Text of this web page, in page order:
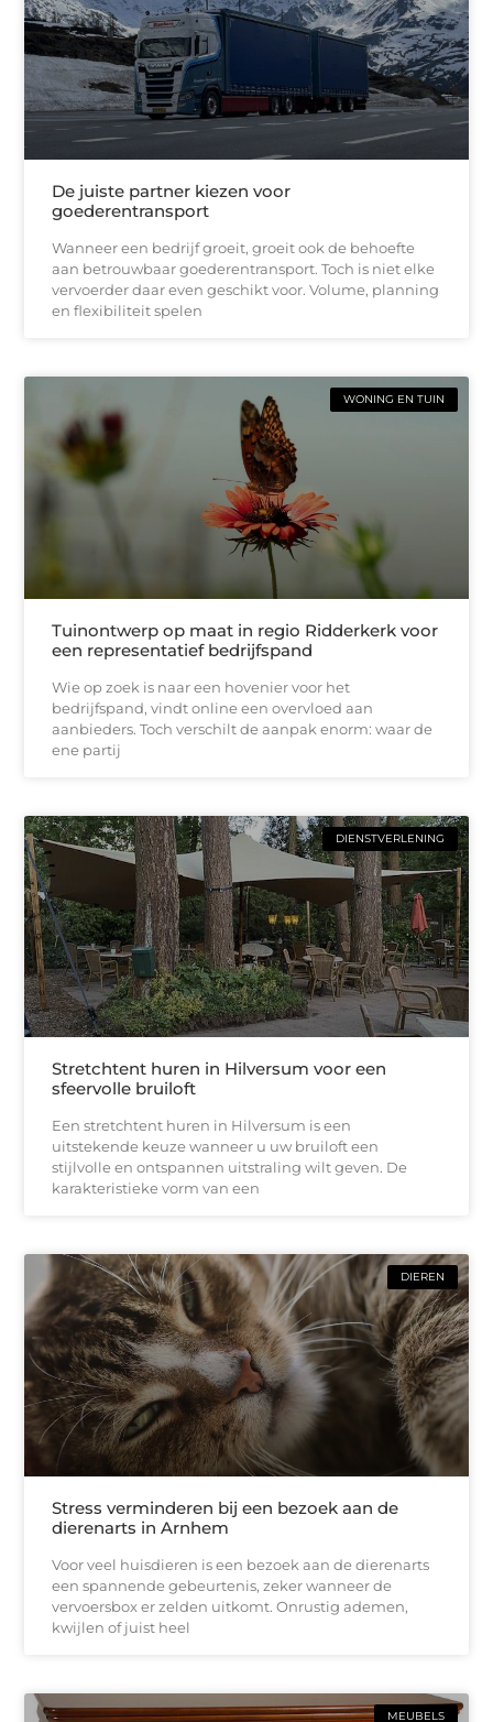
De juiste partner kiezen voor
goederentransport
Wanneer een bedrijf groeit, groeit ook de behoefte
aan betrouwbaar goederentransport. Toch is niet elke
vervoerder daar even geschikt voor. Volume, planning
en flexibiliteit spelen
WONING EN TUIN
Tuinontwerp op maat in regio Ridderkerk voor
een representatief bedrijfspand
Wie op zoek is naar een hovenier voor het
bedrijfspand, vindt online een overvloed aan
aanbieders. Toch verschilt de aanpak enorm: waar de
ene partij
DIENSTVERLENING
Stretchtent huren in Hilversum voor een
sfeervolle bruiloft
Een stretchtent huren in Hilversum is een
uitstekende keuze wanneer u uw bruiloft een
stijlvolle en ontspannen uitstraling wilt geven. De
karakteristieke vorm van een
DIEREN
Stress verminderen bij een bezoek aan de
dierenarts in Arnhem
Voor veel huisdieren is een bezoek aan de dierenarts
een spannende gebeurtenis, zeker wanneer de
vervoersbox er zelden uitkomt. Onrustig ademen,
kwijlen of juist heel
MEUBELS